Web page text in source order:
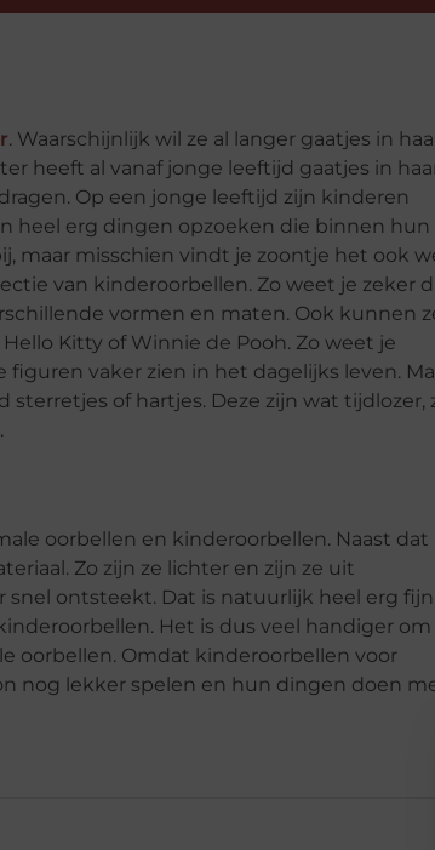
. Waarschijnlijk wil ze al langer gaatjes in
heeft al vanaf jonge leeftijd gaatjes in
Op een jonge leeftijd zijn kinderen
heel erg dingen opzoeken die binnen hun
maar misschien vindt je zoontje het ook
van kinderoorbellen. Zo weet je zeker
vormen en maten. Ook kunnen
Kitty of Winnie de Pooh. Zo weet je
vaker zien in het dagelijks leven.
of hartjes. Deze zijn wat tijdlozer,
oorbellen en kinderoorbellen. Naast dat
Zo zijn ze lichter en zijn ze uit
ontsteekt. Dat is natuurlijk heel erg fijn
Het is dus veel handiger om
oorbellen. Omdat kinderoorbellen voor
nog lekker spelen en hun dingen doen